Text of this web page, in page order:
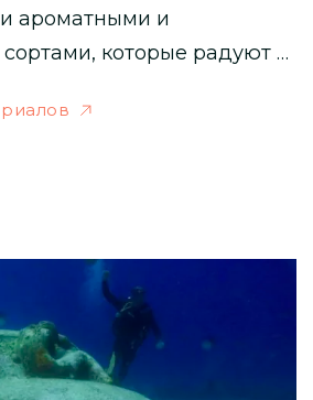
ароматными и
которые радуют …